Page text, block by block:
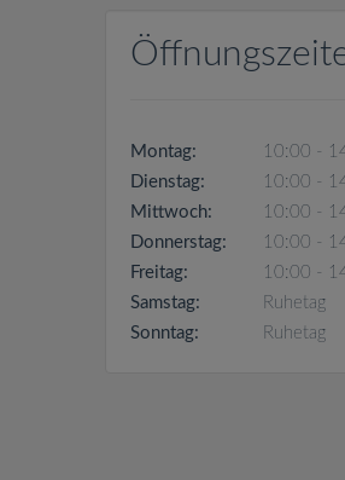
Montag:
10:00 -
Dienstag:
10:00 -
Mittwoch:
10:00 -
Donnerstag:
10:00 -
Freitag:
10:00 -
Samstag:
Ruhetag
Sonntag:
Ruhetag